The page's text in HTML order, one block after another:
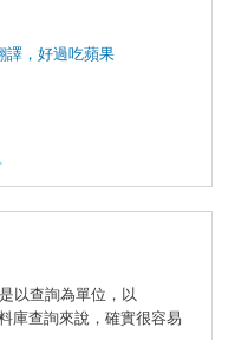
譯，好過吃蘋果
以查詢為單位，以
庫查詢來說，確實很容易